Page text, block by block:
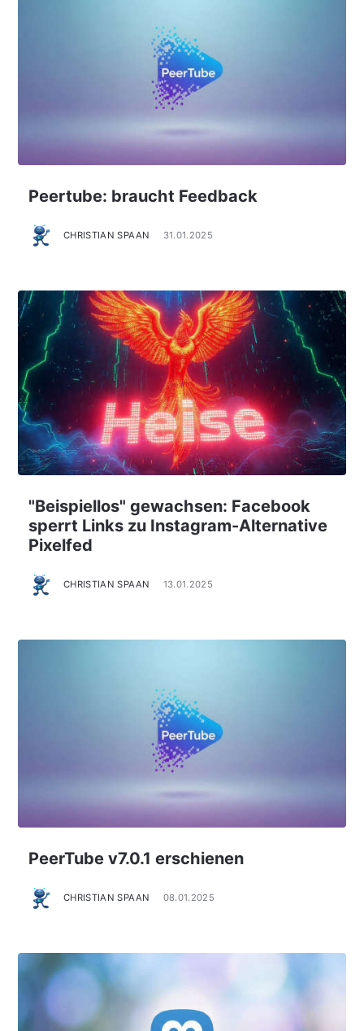
Peertube: braucht Feedback
CHRISTIAN SPAAN 31.01.2025
"Beispiellos" gewachsen: Facebook
sperrt Links zu Instagram-Alternative
Pixelfed
CHRISTIAN SPAAN 13.01.2025
PeerTube v7.0.1 erschienen
CHRISTIAN SPAAN 08.01.2025